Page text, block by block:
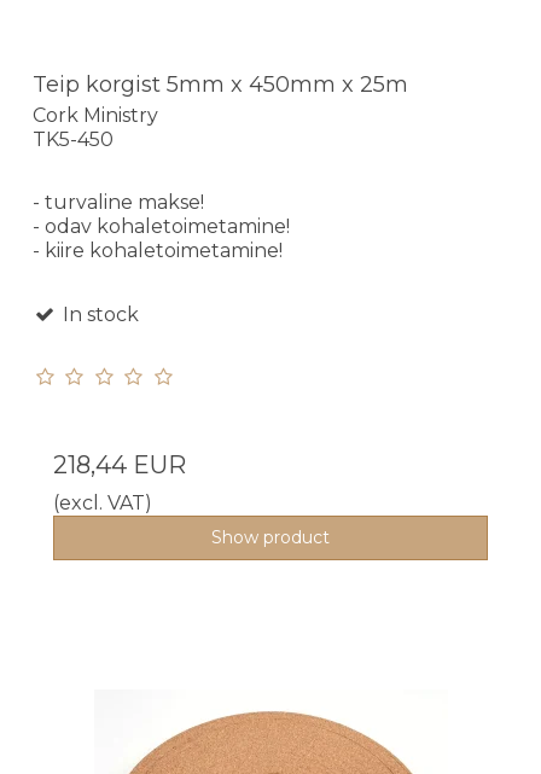
Teip korgist 5mm x 450mm x 25m
Cork Ministry
TK5-450
- turvaline makse!
- odav kohaletoimetamine!
- kiire kohaletoimetamine!
In stock
218,44 EUR
(excl. VAT)
Show product